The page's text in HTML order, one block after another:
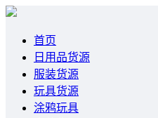
首页
日用品货源
服装货源
玩具货源
涂鸦玩具